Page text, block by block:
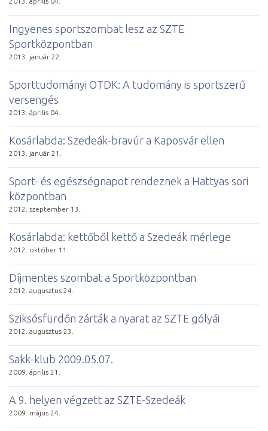
Ingyenes sportszombat lesz az SZTE
Sportközpontban
2013. január 22.
Sporttudományi OTDK: A tudomány is sportszerű
versengés
2013. április 04.
Kosárlabda: Szedeák-bravúr a Kaposvár ellen
2013. január 21.
Sport- és egészségnapot rendeznek a Hattyas sori
központban
2012. szeptember 13.
Kosárlabda: kettőből kettő a Szedeák mérlege
2012. október 11.
Díjmentes szombat a Sportközpontban
2012. augusztus 24.
Sziksósfürdőn zárták a nyarat az SZTE gólyái
2012. augusztus 23.
Sakk-klub 2009.05.07.
2009. április 21.
A 9. helyen végzett az SZTE-Szedeák
2009. május 24.